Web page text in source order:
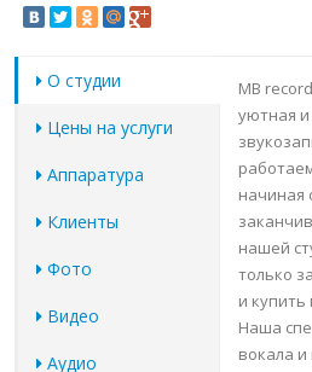
О студии
Цены на услуги
Аппаратура
Клиенты
Фото
Видео
Аудио
MB
уютная
начиная
нашей
только
и
Наша
вокала и